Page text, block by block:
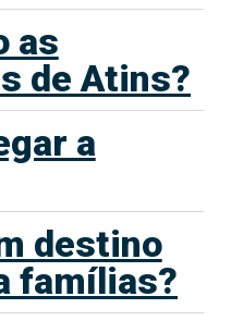
as
de Atins?
a
destino
famílias?